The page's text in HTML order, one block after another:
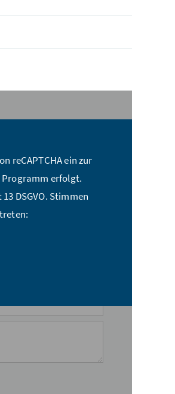
reCAPTCHA ein zur
Programm erfolgt.
DSGVO. Stimmen